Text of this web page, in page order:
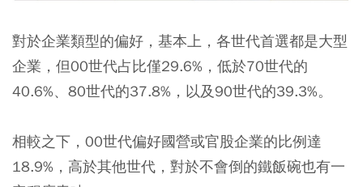
對於企業類型的偏好，基本上，各世代首選都是大型
企業，但00世代占比僅29.6%，低於70世代的
40.6%、80世代的37.8%，以及90世代的39.3%。
相較之下，00世代偏好國營或官股企業的比例達
18.9%，高於其他世代，對於不會倒的鐵飯碗也有一